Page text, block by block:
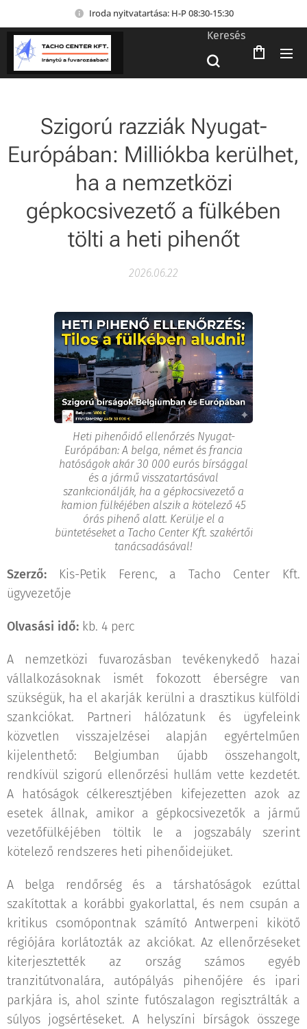
Iroda nyitvatartása: H-P 08:30-15:30
Keresés
Szigorú razziák Nyugat-
Európában: Milliókba kerülhet,
ha a nemzetközi
gépkocsivezető a fülkében
tölti a heti pihenőt
2026.06.22
Heti pihenőidő ellenőrzés Nyugat-
Európában: A belga, német és francia
hatóságok akár 30 000 eurós bírsággal
és a jármű visszatartásával
szankcionálják, ha a gépkocsivezető a
kamion fülkéjében alszik a kötelező 45
órás pihenő alatt. Kerülje el a
büntetéseket a Tacho Center Kft. szakértői
tanácsadásával!
Szerző: Kis-Petik Ferenc, a Tacho Center Kft.
ügyvezetője
Olvasási idő: kb. 4 perc
A nemzetközi fuvarozásban tevékenykedő hazai
vállalkozásoknak ismét fokozott éberségre van
szükségük, ha el akarják kerülni a drasztikus külföldi
szankciókat. Partneri hálózatunk és ügyfeleink
közvetlen visszajelzései alapján egyértelműen
kijelenthető: Belgiumban újabb összehangolt,
rendkívül szigorú ellenőrzési hullám vette kezdetét.
A hatóságok célkeresztjében kifejezetten azok az
esetek állnak, amikor a gépkocsivezetők a jármű
vezetőfülkéjében töltik le a jogszabály szerint
kötelező rendszeres heti pihenőidejüket.
A belga rendőrség és a társhatóságok ezúttal
szakítottak a korábbi gyakorlattal, és nem csupán a
kritikus csomópontnak számító Antwerpeni kikötő
régiójára korlátozták az akciókat. Az ellenőrzéseket
kiterjesztették az ország számos egyéb
tranzitútvonalára, autópályás pihenőjére és ipari
parkjára is, ahol szinte futószalagon regisztrálták a
súlyos jogsértéseket. A helyszíni bírságok összege